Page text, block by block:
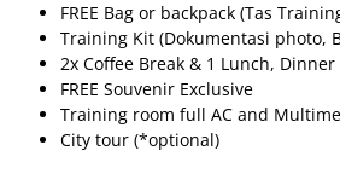
FREE Bag or backpack (Tas
Training Kit (Dokumentasi photo,
2x Coffee Break & 1 Lunch, Dinner
FREE Souvenir Exclusive
Training room full AC and
City tour (*optional)